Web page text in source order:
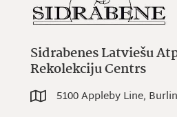
Sidrabenes Latviešu
Rekolekciju Centrs
5100 Appleby Line, Burlington
5100 Appleby Line,